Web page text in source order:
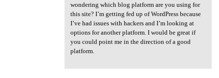
wondering which blog platform are you using for
this site? I’m getting fed up of WordPress because
I’ve had issues with hackers and I’m looking at
options for another platform. I would be great if
you could point me in the direction of a good
platform.